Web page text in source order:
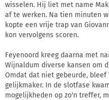
wisselen. Hij liet met name
af te werken. Na tien minuten
kopte een vrije trap van
kon vervolgens scoren.
Feyenoord kreeg daarna met
Wijnaldum diverse kansen om
Omdat dat niet gebeurde,
gelijkmaker. In de slotfase
mogelijkheden op zo'n treffer,